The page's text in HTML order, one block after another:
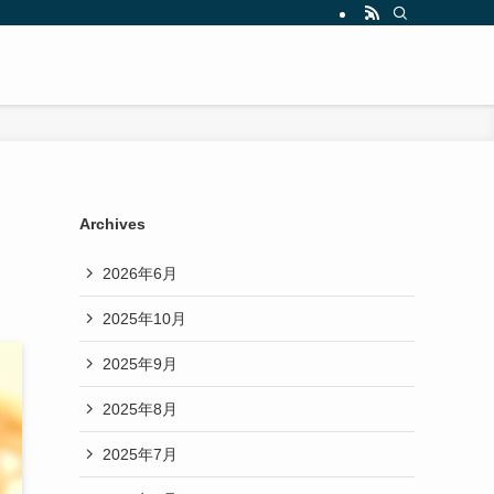
Archives
2026年6月
2025年10月
2025年9月
2025年8月
2025年7月